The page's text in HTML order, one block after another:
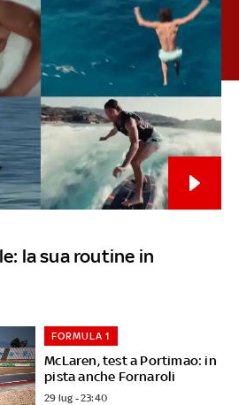
la sua routine in
McLaren, test a Portimao: in
pista anche Fornaroli
FORMULA 1
29 lug - 23:40